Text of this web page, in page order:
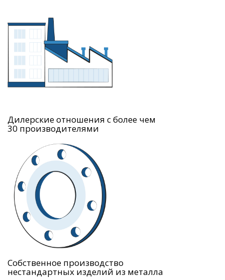
Дилерские отношения с более чем
30 производителями
Собственное производство
нестандартных изделий из металла